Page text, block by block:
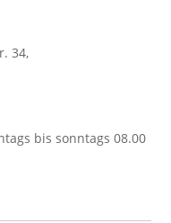
34,
bis sonntags 08.00